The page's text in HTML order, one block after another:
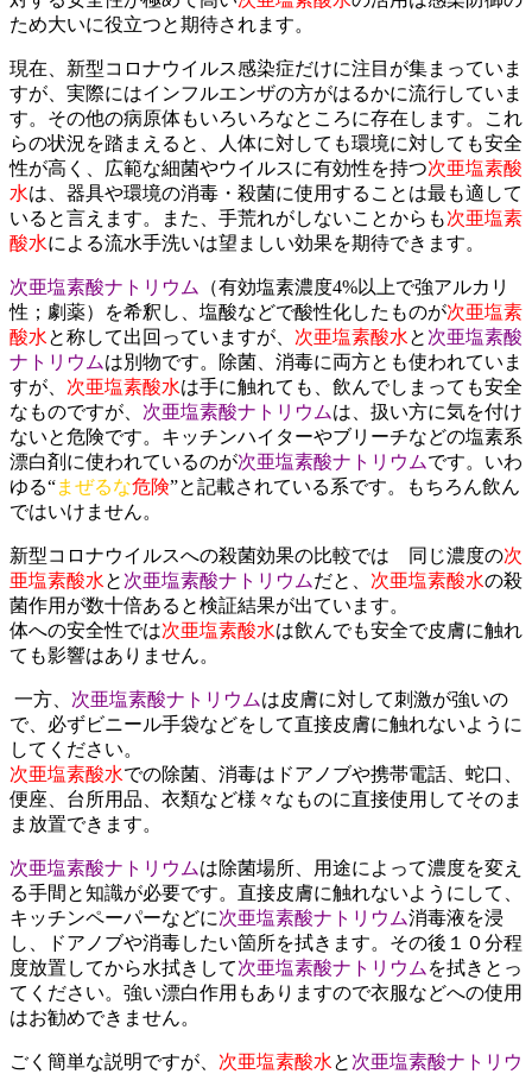
ため大いに役立つと期待されます。
現在、新型コロナウイルス感染症だけに注目が集まっていま
すが、実際にはインフルエンザの方がはるかに流行していま
す。その他の病原体もいろいろなところに存在します。これ
らの状況を踏まえると、人体に対しても環境に対しても安全
性が高く、広範な細菌やウイルスに有効性を持つ次亜塩素酸
水は、器具や環境の消毒・殺菌に使用することは最も適して
いると言えます。また、手荒れがしないことからも次亜塩素
酸水による流水手洗いは望ましい効果を期待できます。
次亜塩素酸ナトリウム
（有効塩素濃度4%以上で強アルカリ
性；劇薬）を希釈し、塩酸などで酸性化したものが次亜塩素
酸水と称して出回っていますが、 次亜塩素酸水と 次亜塩素酸
ナトリウムは別物です。除菌、消毒に両方とも使われていま
すが、 次亜塩素酸水は手に触れても、飲んでしまっても安全
なものですが、 次亜塩素酸ナトリウムは、扱い方に気を付け
ないと危険です。キッチンハイターやブリーチなどの塩素系
漂白剤に使われているのが次亜塩素酸ナトリウムです。いわ
ゆる“まぜるな危険”と記載されている系です。もちろん飲ん
ではいけません。
新型コロナウイルスへの殺菌効果の比較では 同じ濃度の次
亜塩素酸水と 次亜塩素酸ナトリウムだと、 次亜塩素酸水の殺
菌作用が数十倍あると検証結果が出ています。
体への安全性では次亜塩素酸水は飲んでも安全で皮膚に触れ
ても影響はありません。
一方、 次亜塩素酸ナトリウムは皮膚に対して刺激が強いの
で、必ずビニール手袋などをして直接皮膚に触れないように
してください。
次亜塩素酸水での除菌、消毒はドアノブや携帯電話、蛇口、
便座、台所用品、衣類など様々なものに直接使用してそのま
ま放置できます。
次亜塩素酸ナトリウムは除菌場所、用途によって濃度を変え
る手間と知識が必要です。直接皮膚に触れないようにして、
キッチンペーパーなどに次亜塩素酸ナトリウム消毒液を浸
し、ドアノブや消毒したい箇所を拭きます。その後１０分程
度放置してから水拭きして次亜塩素酸ナトリウム を拭きとっ
てください。強い漂白作用もありますので衣服などへの使用
はお勧めできません。
ごく簡単な説明ですが、 次亜塩素酸水と 次亜塩素酸ナトリウ